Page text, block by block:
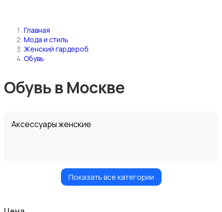
Главная
Мода и стиль
Женский гардероб
Обувь
Обувь в Москве
Аксессуары женские
Показать все категории